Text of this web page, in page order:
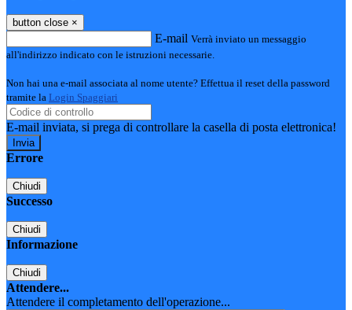
button close ×
E-mail Verrà inviato un messaggio
all'indirizzo indicato con le istruzioni necessarie.
Non hai una e-mail associata al nome utente? Effettua il reset della password
tramite la Login Spaggiari
E-mail inviata, si prega di controllare la casella di posta elettronica!
Errore
Chiudi
Successo
Chiudi
Informazione
Chiudi
Attendere...
Attendere il completamento dell'operazione...